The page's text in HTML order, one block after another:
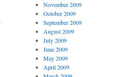
November 2009
October 2009
September 2009
August 2009
July 2009
June 2009
May 2009
April 2009